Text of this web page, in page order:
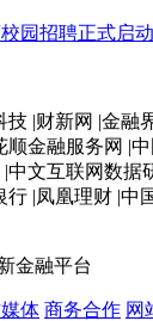
园招聘正式启动
|财新网 |金融
顺金融服务网 |
中文互联网数据
|凤凰理财 |中
金融平台
体 商务合作 网